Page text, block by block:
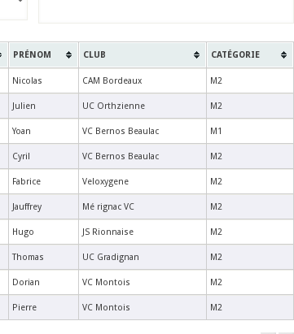
PRÉNOM CLUB CATÉGORIE
Nicolas CAM Bordeaux M2
Julien UC Orthzienne M2
Yoan VC Bernos Beaulac M1
Cyril VC Bernos Beaulac M2
Fabrice Veloxygene M2
Jauffrey Mé rignac VC M2
Hugo JS Rionnaise M2
Thomas UC Gradignan M2
Dorian VC Montois M2
Pierre VC Montois M2